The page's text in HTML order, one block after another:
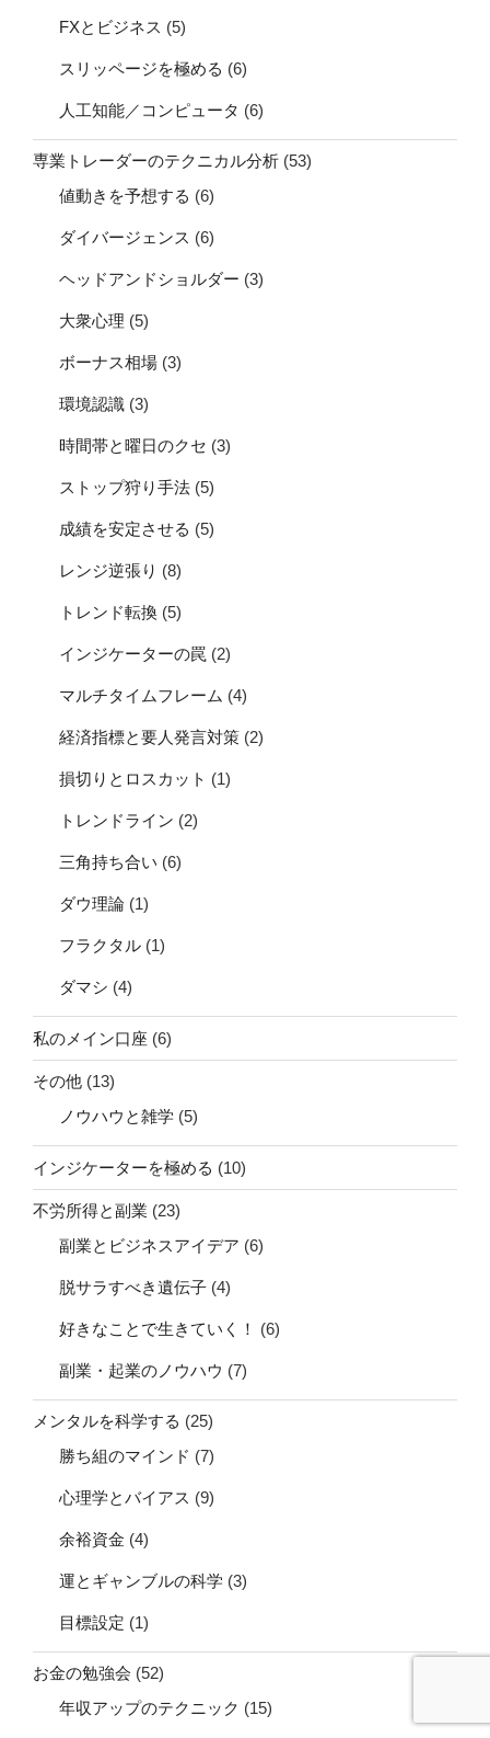
FXとビジネス (5)
スリッページを極める (6)
人工知能／コンピュータ (6)
専業トレーダーのテクニカル分析 (53)
値動きを予想する (6)
ダイバージェンス (6)
ヘッドアンドショルダー (3)
大衆心理 (5)
ボーナス相場 (3)
環境認識 (3)
時間帯と曜日のクセ (3)
ストップ狩り手法 (5)
成績を安定させる (5)
レンジ逆張り (8)
トレンド転換 (5)
インジケーターの罠 (2)
マルチタイムフレーム (4)
経済指標と要人発言対策 (2)
損切りとロスカット (1)
トレンドライン (2)
三角持ち合い (6)
ダウ理論 (1)
フラクタル (1)
ダマシ (4)
私のメイン口座 (6)
その他 (13)
ノウハウと雑学 (5)
インジケーターを極める (10)
不労所得と副業 (23)
副業とビジネスアイデア (6)
脱サラすべき遺伝子 (4)
好きなことで生きていく！ (6)
副業・起業のノウハウ (7)
メンタルを科学する (25)
勝ち組のマインド (7)
心理学とバイアス (9)
余裕資金 (4)
運とギャンブルの科学 (3)
目標設定 (1)
お金の勉強会 (52)
年収アップのテクニック (15)